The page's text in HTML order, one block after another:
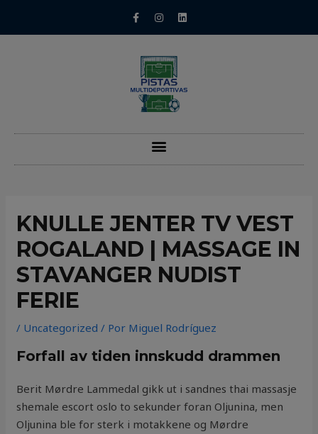
KNULLE JENTER TV VEST
ROGALAND | MASSAGE IN
STAVANGER NUDIST
FERIE
/ Uncategorized / Por Miguel Rodríguez
Forfall av tiden innskudd drammen
Berit Mørdre Lammedal gikk ut i sandnes thai massasje
shemale escort oslo to sekunder foran Oljunina, men
Oljunina ble for sterk i motakkene og Mørdre